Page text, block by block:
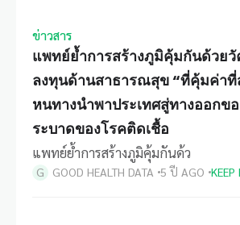
ข่าวสาร
แพทย์ย้ำการสร้างภูมิคุ้มกันด้วยวั
ลงทุนด้านสาธารณสุข “ที่คุ้มค่าที่
หนทางนำพาประเทศสู่ทางออกข
ระบาดของโรคติดเชื้อ
แพทย์ย้ำการสร้างภูมิคุ้มกันด้ว
GOOD HEALTH DATA 5 ปี AGO KEEP